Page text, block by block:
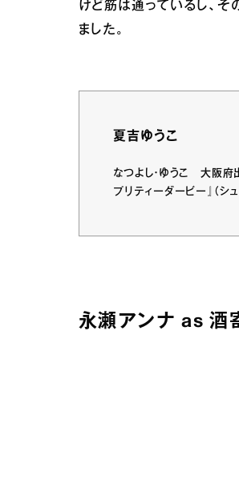
けど筋は通っているし、そ
ました。
夏吉ゆうこ
なつよし・ゆうこ 大阪府出
プリティーダービー』（シ
永瀬アンナ as 酒